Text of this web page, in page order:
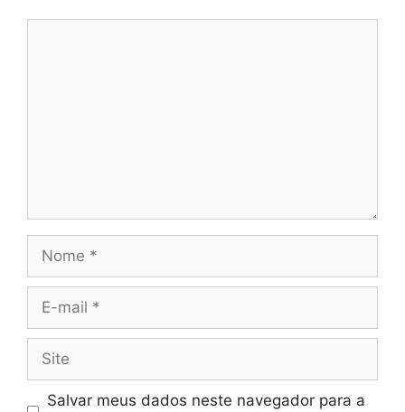
mail
Salvar meus dados neste navegador para a